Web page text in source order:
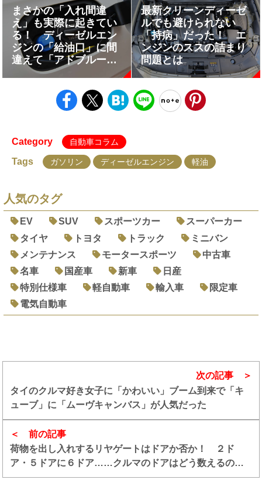
まさかの「入れ間違
え」も実際に起きてい
る！ ディーゼルエン
ジンの「給油口」に間
違えて「アドブルー」
を入れちゃったらどう
最新クリーンディーゼ
ルでも避けられない
「持病」だった！ エ
ンジンのススの詰まり
問題とは
Category 自動車コラム
Tags ガソリン ディーゼルエンジン 軽油
人気のタグ
EV SUV スポーツカー
スーパーカー
タイヤ
トヨタ トラック
ミニバン
メンテナンス
モータースポーツ
中古車
名車
国産車 新車
日産
特別仕様車
軽自動車 輸入車
限定車
電気自動車
前の記事
荷物を出し入れするリヤゲートはドアか否か！ ２ド
ア・５ドアに６ドア……クルマのドアはどう数えるのが
正解？
次の記事
タイのクルマ好き女子に「かわいい」ブーム到来で「キ
ューブ」に「ムーヴキャンバス」が人気だった